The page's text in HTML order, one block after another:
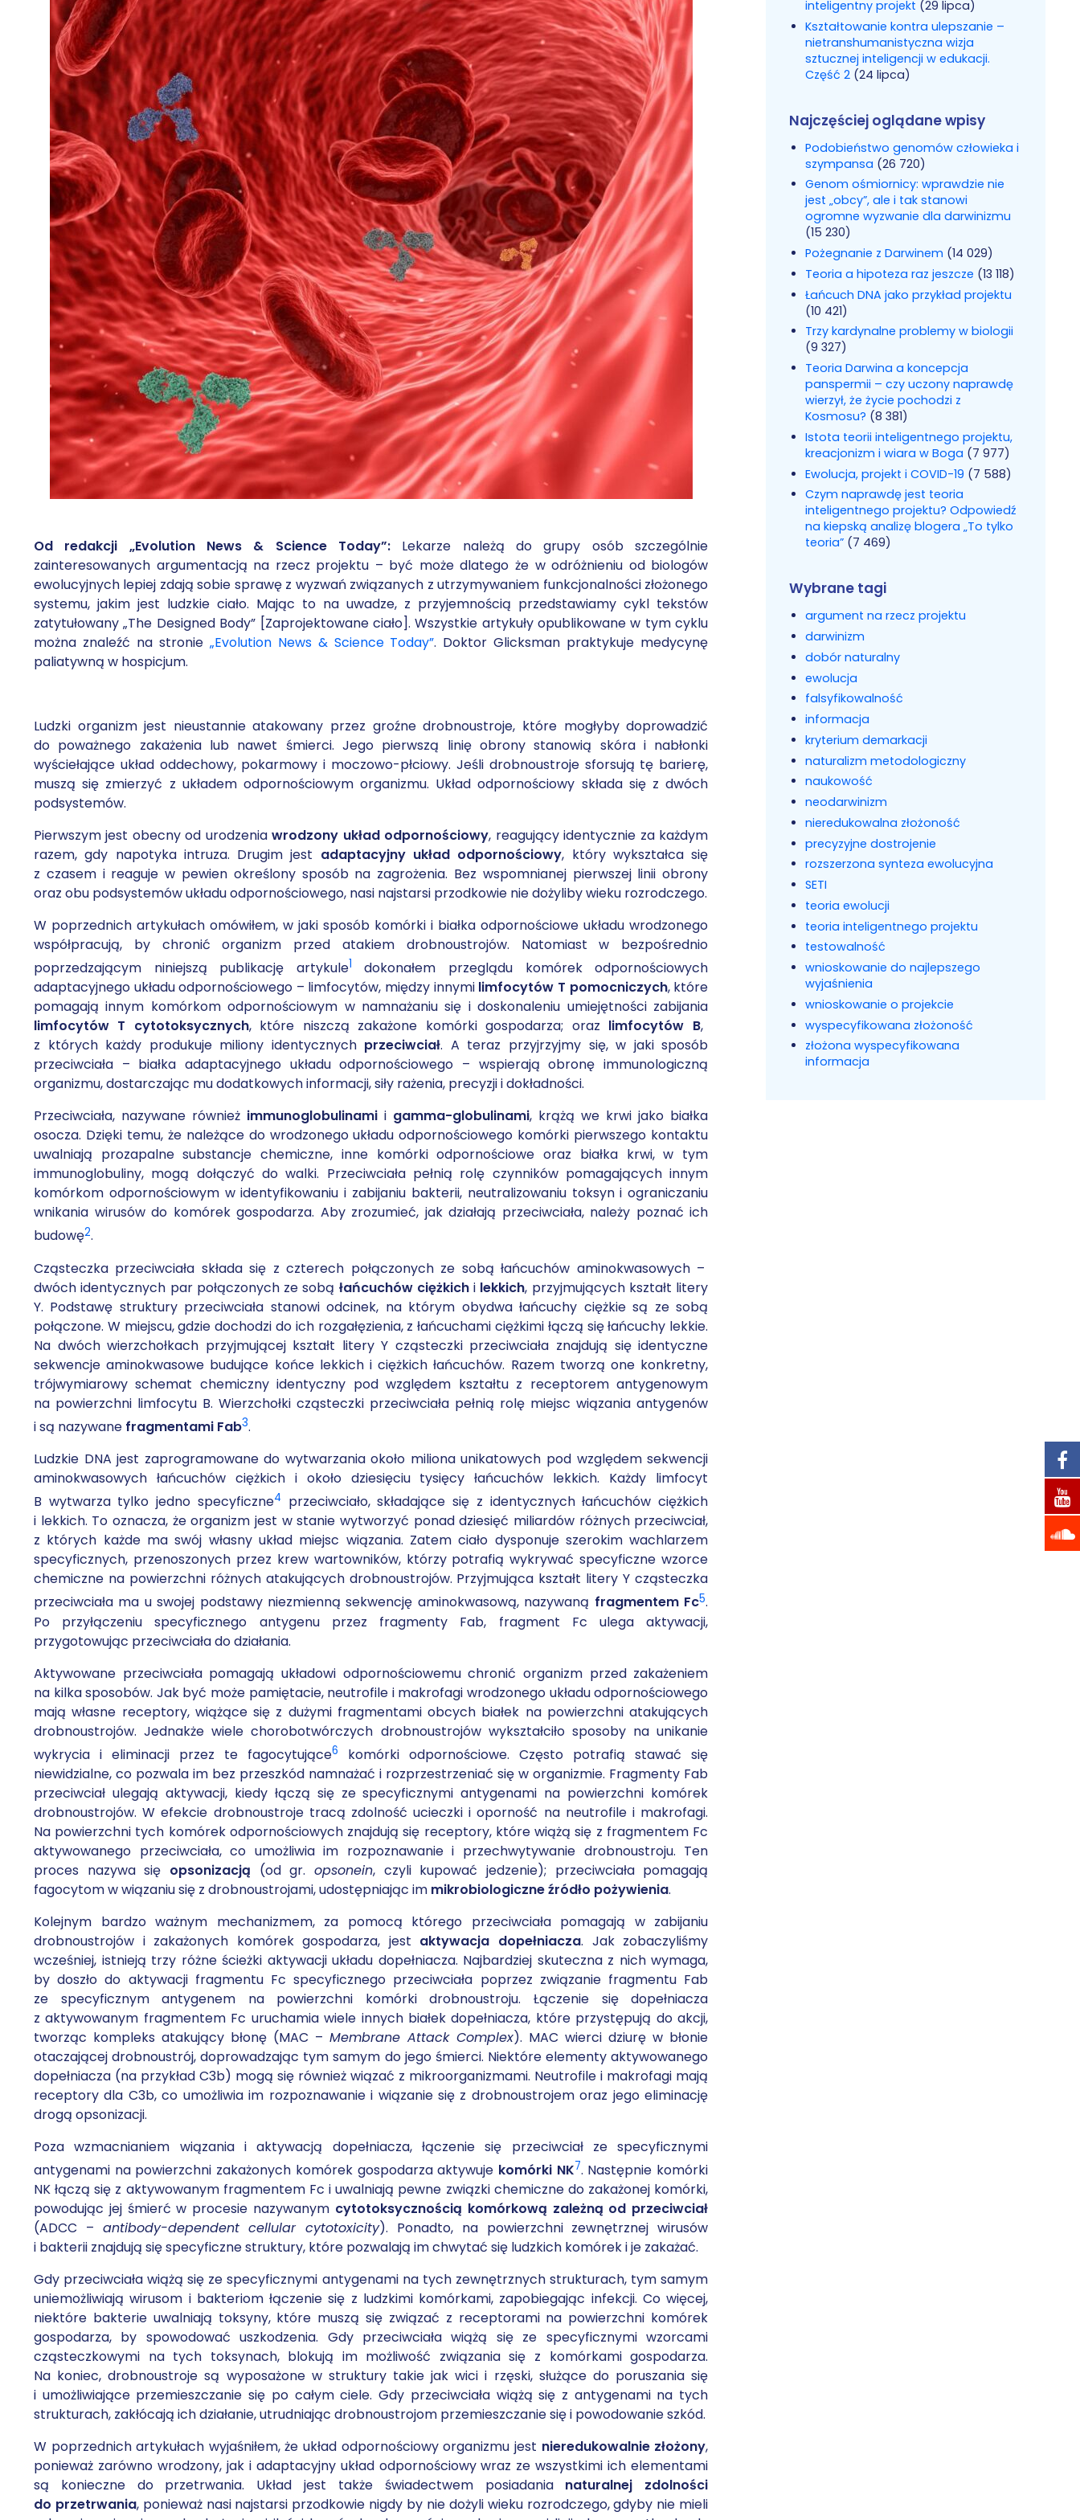
Od redakcji „Evolution News & Science Today”: Lekarze należą do grupy osób szczególnie
zainteresowanych argumentacją na rzecz projektu – być może dlatego że w odróżnieniu od biologów
ewolucyjnych lepiej zdają sobie sprawę z wyzwań związanych z utrzymywaniem funkcjonalności złożonego
systemu, jakim jest ludzkie ciało. Mając to na uwadze, z przyjemnością przedstawiamy cykl tekstów
zatytułowany „The Designed Body” [Zaprojektowane ciało]. Wszystkie artykuły opublikowane w tym cyklu
można znaleźć na stronie „Evolution News & Science Today”. Doktor Glicksman praktykuje medycynę
paliatywną w hospicjum.
Ludzki organizm jest nieustannie atakowany przez groźne drobnoustroje, które mogłyby doprowadzić
do poważnego zakażenia lub nawet śmierci. Jego pierwszą linię obrony stanowią skóra i nabłonki
wyściełające układ oddechowy, pokarmowy i moczowo-płciowy. Jeśli drobnoustroje sforsują tę barierę,
muszą się zmierzyć z układem odpornościowym organizmu. Układ odpornościowy składa się z dwóch
podsystemów.
Pierwszym jest obecny od urodzeniawrodzony układ odpornościowy, reagujący identycznie za każdym
razem, gdy napotyka intruza. Drugim jest adaptacyjny układ odpornościowy, który wykształca się
z czasem i reaguje w pewien określony sposób na zagrożenia. Bez wspomnianej pierwszej linii obrony
oraz obu podsystemów układu odpornościowego, nasi najstarsi przodkowie nie dożyliby wieku rozrodczego.
W poprzednich artykułach omówiłem, w jaki sposób komórki i białka odpornościowe układu wrodzonego
współpracują, by chronić organizm przed atakiem drobnoustrojów. Natomiast w bezpośrednio
poprzedzającym niniejszą publikację artykule1
dokonałem przeglądu komórek odpornościowych
adaptacyjnego układu odpornościowego – limfocytów, między innymi limfocytów T pomocniczych, które
pomagają innym komórkom odpornościowym w namnażaniu się i doskonaleniu umiejętności zabijania
limfocytów T cytotoksycznych, które niszczą zakażone komórki gospodarza; oraz limfocytów B,
z których każdy produkuje miliony identycznych przeciwciał. A teraz przyjrzyjmy się, w jaki sposób
przeciwciała – białka adaptacyjnego układu odpornościowego – wspierają obronę immunologiczną
organizmu, dostarczając mu dodatkowych informacji, siły rażenia, precyzji i dokładności.
Przeciwciała, nazywane również immunoglobulinami i gamma-globulinami, krążą we krwi jako białka
osocza. Dzięki temu, że należące do wrodzonego układu odpornościowego komórki pierwszego kontaktu
uwalniają prozapalne substancje chemiczne, inne komórki odpornościowe oraz białka krwi, w tym
immunoglobuliny, mogą dołączyć do walki. Przeciwciała pełnią rolę czynników pomagających innym
komórkom odpornościowym w identyfikowaniu i zabijaniu bakterii, neutralizowaniu toksyn i ograniczaniu
wnikania wirusów do komórek gospodarza. Aby zrozumieć, jak działają przeciwciała, należy poznać ich
budowę2.
Cząsteczka przeciwciała składa się z czterech połączonych ze sobą łańcuchów aminokwasowych –
dwóch identycznych par połączonych ze sobą łańcuchów ciężkichi lekkich, przyjmujących kształt litery
Y. Podstawę struktury przeciwciała stanowi odcinek, na którym obydwa łańcuchy ciężkie są ze sobą
połączone. W miejscu, gdzie dochodzi do ich rozgałęzienia, z łańcuchami ciężkimi łączą się łańcuchy lekkie.
Na dwóch wierzchołkach przyjmującej kształt litery Y cząsteczki przeciwciała znajdują się identyczne
sekwencje aminokwasowe budujące końce lekkich i ciężkich łańcuchów. Razem tworzą one konkretny,
trójwymiarowy schemat chemiczny identyczny pod względem kształtu z receptorem antygenowym
na powierzchni limfocytu B. Wierzchołki cząsteczki przeciwciała pełnią rolę miejsc wiązania antygenów
i są nazywane fragmentami Fab3.
Ludzkie DNA jest zaprogramowane do wytwarzania około miliona unikatowych pod względem sekwencji
aminokwasowych łańcuchów ciężkich i około dziesięciu tysięcy łańcuchów lekkich. Każdy limfocyt
B wytwarza tylko jedno specyficzne4 przeciwciało, składające się z identycznych łańcuchów ciężkich
i lekkich. To oznacza, że organizm jest w stanie wytworzyć ponad dziesięć miliardów różnych przeciwciał,
z których każde ma swój własny układ miejsc wiązania. Zatem ciało dysponuje szerokim wachlarzem
specyficznych, przenoszonych przez krew wartowników, którzy potrafią wykrywać specyficzne wzorce
chemiczne na powierzchni różnych atakujących drobnoustrojów. Przyjmująca kształt litery Y cząsteczka
przeciwciała ma u swojej podstawy niezmienną sekwencję aminokwasową, nazywaną fragmentem Fc5.
Po przyłączeniu specyficznego antygenu przez fragmenty Fab, fragment Fc ulega aktywacji,
przygotowując przeciwciała do działania.
Aktywowane przeciwciała pomagają układowi odpornościowemu chronić organizm przed zakażeniem
na kilka sposobów. Jak być może pamiętacie, neutrofile i makrofagi wrodzonego układu odpornościowego
mają własne receptory, wiążące się z dużymi fragmentami obcych białek na powierzchni atakujących
drobnoustrojów. Jednakże wiele chorobotwórczych drobnoustrojów wykształciło sposoby na unikanie
wykrycia i eliminacji przez te fagocytujące6
komórki odpornościowe. Często potrafią stawać się
niewidzialne, co pozwala im bez przeszkód namnażać i rozprzestrzeniać się w organizmie. Fragmenty Fab
przeciwciał ulegają aktywacji, kiedy łączą się ze specyficznymi antygenami na powierzchni komórek
drobnoustrojów. W efekcie drobnoustroje tracą zdolność ucieczki i oporność na neutrofile i makrofagi.
Na powierzchni tych komórek odpornościowych znajdują się receptory, które wiążą się z fragmentem Fc
aktywowanego przeciwciała, co umożliwia im rozpoznawanie i przechwytywanie drobnoustroju. Ten
proces nazywa się opsonizacją (od gr. opsonein, czyli kupować jedzenie); przeciwciała pomagają
fagocytom w wiązaniu się z drobnoustrojami, udostępniając im mikrobiologiczne źródło pożywienia.
Kolejnym bardzo ważnym mechanizmem, za pomocą którego przeciwciała pomagają w zabijaniu
drobnoustrojów i zakażonych komórek gospodarza, jest aktywacja dopełniacza. Jak zobaczyliśmy
wcześniej, istnieją trzy różne ścieżki aktywacji układu dopełniacza. Najbardziej skuteczna z nich wymaga,
by doszło do aktywacji fragmentu Fc specyficznego przeciwciała poprzez związanie fragmentu Fab
ze specyficznym antygenem na powierzchni komórki drobnoustroju. Łączenie się dopełniacza
z aktywowanym fragmentem Fc uruchamia wiele innych białek dopełniacza, które przystępują do akcji,
tworząc kompleks atakujący błonę (MAC –Membrane Attack Complex). MAC wierci dziurę w błonie
otaczającej drobnoustrój, doprowadzając tym samym do jego śmierci. Niektóre elementy aktywowanego
dopełniacza (na przykład C3b) mogą się również wiązać z mikroorganizmami. Neutrofile i makrofagi mają
receptory dla C3b, co umożliwia im rozpoznawanie i wiązanie się z drobnoustrojem oraz jego eliminację
drogą opsonizacji.
Poza wzmacnianiem wiązania i aktywacją dopełniacza, łączenie się przeciwciał ze specyficznymi
antygenami na powierzchni zakażonych komórek gospodarza aktywuje komórki NK7. Następnie komórki
NK łączą się z aktywowanym fragmentem Fc i uwalniają pewne związki chemiczne do zakażonej komórki,
powodując jej śmierć w procesie nazywanym cytotoksycznością komórkową zależną od przeciwciał
(ADCC – antibody-dependent cellular cytotoxicity). Ponadto, na powierzchni zewnętrznej wirusów
i bakterii znajdują się specyficzne struktury, które pozwalają im chwytać się ludzkich komórek i je zakażać.
Gdy przeciwciała wiążą się ze specyficznymi antygenami na tych zewnętrznych strukturach, tym samym
uniemożliwiają wirusom i bakteriom łączenie się z ludzkimi komórkami, zapobiegając infekcji. Co więcej,
niektóre bakterie uwalniają toksyny, które muszą się związać z receptorami na powierzchni komórek
gospodarza, by spowodować uszkodzenia. Gdy przeciwciała wiążą się ze specyficznymi wzorcami
cząsteczkowymi na tych toksynach, blokują im możliwość związania się z komórkami gospodarza.
Na koniec, drobnoustroje są wyposażone w struktury takie jak wici i rzęski, służące do poruszania się
i umożliwiające przemieszczanie się po całym ciele. Gdy przeciwciała wiążą się z antygenami na tych
strukturach, zakłócają ich działanie, utrudniając drobnoustrojom przemieszczanie się i powodowanie szkód.
W poprzednich artykułach wyjaśniłem, że układ odpornościowy organizmu jest nieredukowalnie złożony,
ponieważ zarówno wrodzony, jak i adaptacyjny układ odpornościowy wraz ze wszystkimi ich elementami
są konieczne do przetrwania. Układ jest także świadectwem posiadania naturalnej zdolności
do przetrwania, ponieważ nasi najstarsi przodkowie nigdy by nie dożyli wieku rozrodczego, gdyby nie mieli
inteligentny projekt (29 lipca)
Kształtowanie kontra ulepszanie –
nietranshumanistyczna wizja
sztucznej inteligencji w edukacji.
Część 2 (24 lipca)
Najczęściej oglądane wpisy
Podobieństwo genomów człowieka i
szympansa (26 720)
Genom ośmiornicy: wprawdzie nie
jest „obcy”, ale i tak stanowi
ogromne wyzwanie dla darwinizmu
(15 230)
Pożegnanie z Darwinem (14 029)
Teoria a hipoteza raz jeszcze (13 118)
Łańcuch DNA jako przykład projektu
(10 421)
Trzy kardynalne problemy w biologii
(9 327)
Teoria Darwina a koncepcja
panspermii – czy uczony naprawdę
wierzył, że życie pochodzi z
Kosmosu? (8 381)
Istota teorii inteligentnego projektu,
kreacjonizm i wiara w Boga (7 977)
Ewolucja, projekt i COVID-19 (7 588)
Czym naprawdę jest teoria
inteligentnego projektu? Odpowiedź
na kiepską analizę blogera „To tylko
teoria” (7 469)
Wybrane tagi
argument na rzecz projektu
darwinizm
dobór naturalny
ewolucja
falsyfikowalność
informacja
kryterium demarkacji
naturalizm metodologiczny
naukowość
neodarwinizm
nieredukowalna złożoność
precyzyjne dostrojenie
rozszerzona synteza ewolucyjna
SETI
teoria ewolucji
teoria inteligentnego projektu
testowalność
wnioskowanie do najlepszego
wyjaśnienia
wnioskowanie o projekcie
wyspecyfikowana złożoność
złożona wyspecyfikowana
informacja